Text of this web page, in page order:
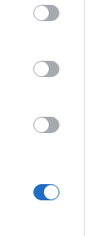
Duggregn
19:00